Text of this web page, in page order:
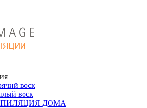
воск
воск
ДОМА